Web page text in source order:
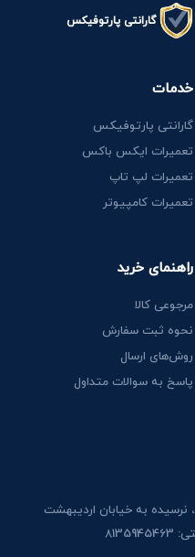
گارانتی پارتوفیکس
نرسیده به خیابان اردیبهشت
خدمات
گارانتی پارتوفیکس
تعمیرات ایکس باکس
تعمیرات لپ تاپ
تعمیرات کامپیوتر
راهنمای خرید
مرجوعی کالا
نحوه ثبت سفارش
روش‌های ارسال
پاسخ به سوالات متداول